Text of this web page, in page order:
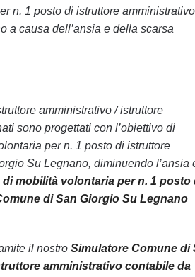
n. 1 posto di istruttore
a causa dell’ansia e della scarsa
amministrativo / istruttore
sono progettati con l’obiettivo di
per n. 1 posto di istruttore
Su Legnano, diminuendo l’ansia
mobilità volontaria per n. 1 posto
di San Giorgio Su Legnano
il nostro Simulatore Comune di
amministrativo contabile da